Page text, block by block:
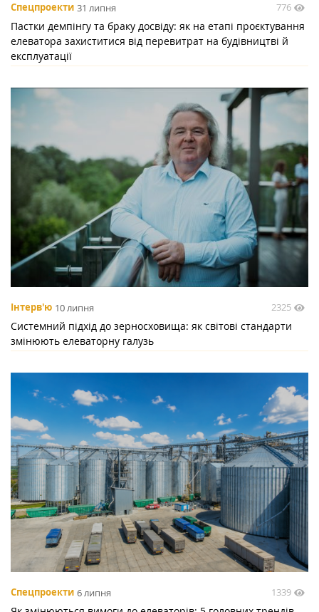
Спецпроекти 31 липня 776
Пастки демпінгу та браку досвіду: як на етапі проєктування
елеватора захиститися від перевитрат на будівництві й
експлуатації
Інтерв'ю 10 липня 2325
Системний підхід до зерносховища: як світові стандарти
змінюють елеваторну галузь
Спецпроекти 6 липня 1339